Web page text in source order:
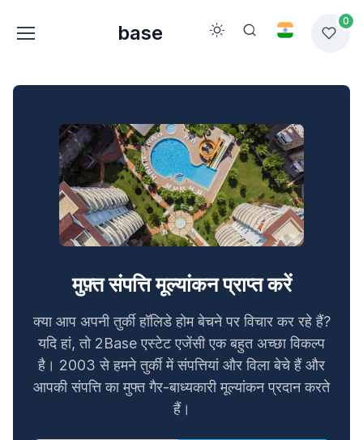
base
0
मुफ़्त संपत्ति मूल्यांकन प्राप्त करें
क्या आप अपनी तुर्की हॉलिडे होम बेचने पर विचार कर रहे हैं?
यदि हां, तो 2Base एस्टेट एजेंसी एक बहुत अच्छा विकल्प
है। 2003 से हमने तुर्की में संपत्तियां और विला बेचे हैं और
आपकी संपत्ति का मुफ्त गैर-बाध्यकारी मूल्यांकन प्रदान करते
हैं।